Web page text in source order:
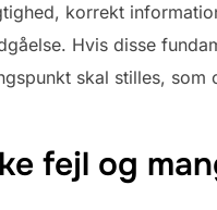
korrekt
Hvis disse
skal stilles,
fejl og